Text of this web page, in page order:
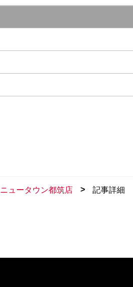
ニュータウン都筑店 > 記事詳細